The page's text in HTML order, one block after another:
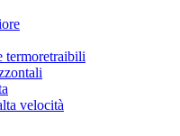
termoretraibili
velocità